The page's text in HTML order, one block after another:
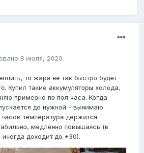
8 июля, 2020
то жара не так быстро будет
Купил такие аккумуляторы холода,
примерно по пол часа. Когда
до нужной - вынимаю.
температура держится
медленно повышаясь (в
доходит до +30).